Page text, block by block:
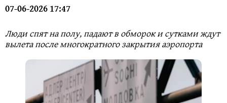
07-06-2026 17:47
Люди спят на полу, падают в обморок и сутками ждут
вылета после многократного закрытия аэропорта